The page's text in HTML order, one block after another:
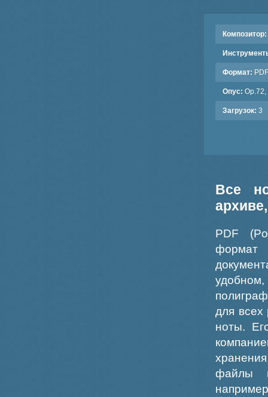
Композитор:
Формат: PDF
Опус: Op.72,
Загрузок: 3
Все
PDF
формат
для всех
ноты.
файлы